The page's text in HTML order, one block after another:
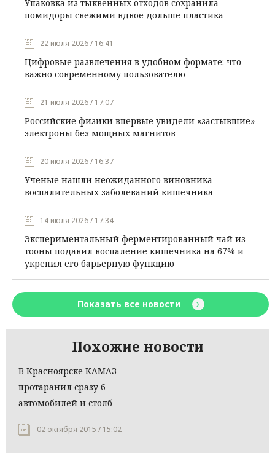
Упаковка из тыквенных отходов сохранила
помидоры свежими вдвое дольше пластика
22 июля 2026 / 16:41
Цифровые развлечения в удобном формате: что
важно современному пользователю
21 июля 2026 / 17:07
Российские физики впервые увидели «застывшие»
электроны без мощных магнитов
20 июля 2026 / 16:37
Ученые нашли неожиданного виновника
воспалительных заболеваний кишечника
14 июля 2026 / 17:34
Экспериментальный ферментированный чай из
тооны подавил воспаление кишечника на 67% и
укрепил его барьерную функцию
Показать все новости
Похожие новости
В Красноярске КАМАЗ
протаранил сразу 6
автомобилей и столб
02 октября 2015 / 15:02